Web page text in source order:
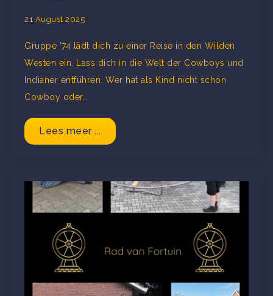
21 August 2025
Gruppe ’74 lädt dich zu einer Reise in den Wilden
Westen ein. Lass dich in die Welt der Cowboys und
Indianer entführen. Wer hat als Kind nicht schon
Cowboy oder…
Lees meer ...